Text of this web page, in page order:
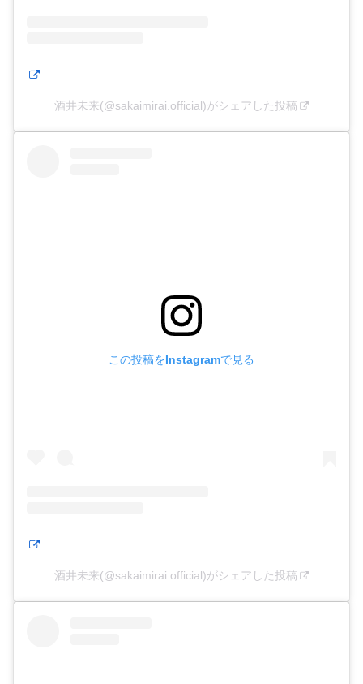
酒井未来(@sakaimirai.official)がシェアした投稿
この投稿をInstagramで見る
酒井未来(@sakaimirai.official)がシェアした投稿